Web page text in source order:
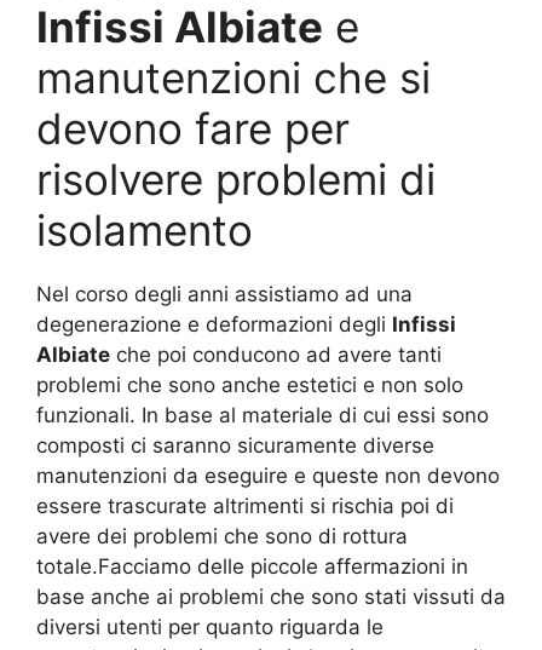
Infissi Albiate e
manutenzioni che si
devono fare per
risolvere problemi di
isolamento
Nel corso degli anni assistiamo ad una
degenerazione e deformazioni degli Infissi
Albiate che poi conducono ad avere tanti
problemi che sono anche estetici e non solo
funzionali. In base al materiale di cui essi sono
composti ci saranno sicuramente diverse
manutenzioni da eseguire e queste non devono
essere trascurate altrimenti si rischia poi di
avere dei problemi che sono di rottura
totale.Facciamo delle piccole affermazioni in
base anche ai problemi che sono stati vissuti da
diversi utenti per quanto riguarda le